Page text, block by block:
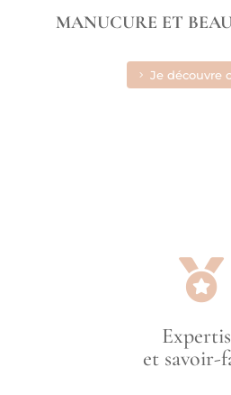
MANUCURE ET
Je découvre

et savoir-